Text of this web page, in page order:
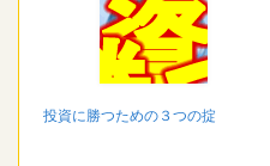
投資に勝つための３つの掟